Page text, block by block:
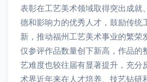
表彰在工艺美术领域取得突出成就
德和影响力的优秀人才，鼓励传统
新，推动福州工艺美术事业的繁荣
仅参评作品数量创下新高，作品的
艺难度也较往届有显著提升，充分
术界近年来在人才培养、技艺钻研